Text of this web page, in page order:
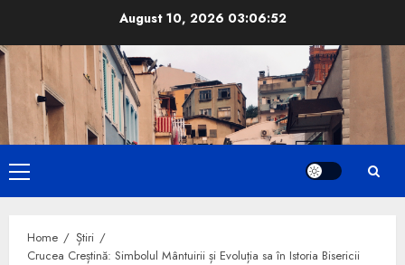
content
August 10, 2026 03:06:53
Primary
Menu
Home
Știri
Crucea Creștină: Simbolul Mântuirii și Evoluția sa în Istoria Bisericii